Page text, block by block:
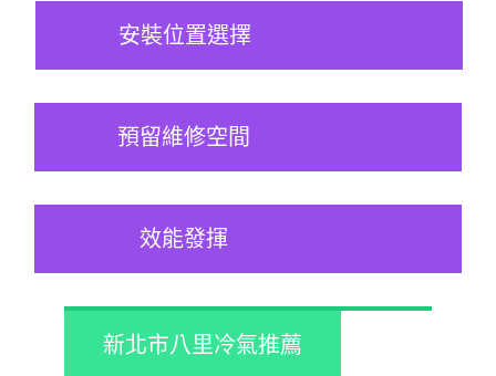
安裝位置選擇
預留維修空間
效能發揮
新北市八里冷氣推薦